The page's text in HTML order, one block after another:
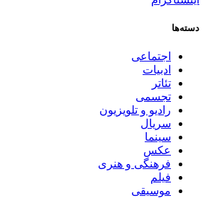
دسته‌ها
اجتماعی
ادبیات
تئاتر
تجسمی
رادیو و تلویزیون
سریال
سینما
عکس
فرهنگی و هنری
فیلم
موسیقی